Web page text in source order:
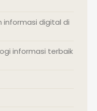
informasi digital di
informasi terbaik